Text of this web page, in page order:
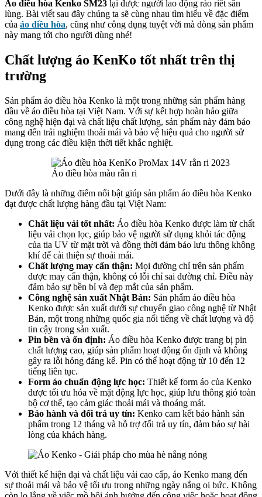
Áo điều hòa Kenko SM23 lại được người lao động ráo riết săn
lùng. Bài viết sau đây chúng ta sẽ cùng nhau tìm hiểu về đặc điểm
của áo điều hòa, cũng như công dụng tuyệt vời mà dòng sản phẩm
này mang tới cho người dùng nhé!
Chất lượng áo KenKo tốt nhất trên thị
trường
Sản phẩm áo điều hòa Kenko là một trong những sản phẩm hàng
đầu về áo điều hòa tại Việt Nam. Với sự kết hợp hoàn hảo giữa
công nghệ hiện đại và chất liệu chất lượng, sản phẩm này đảm bảo
mang đến trải nghiệm thoải mái và bảo vệ hiệu quả cho người sử
dụng trong các điều kiện thời tiết khắc nghiệt.
Áo điều hòa màu rằn ri
Dưới đây là những điểm nổi bật giúp sản phẩm áo điều hòa Kenko
đạt được chất lượng hàng đầu tại Việt Nam:
Chất liệu vải tốt nhất: Áo điều hòa Kenko được làm từ chất
liệu vải chọn lọc, giúp bảo vệ người sử dụng khỏi tác động
của tia UV từ mặt trời và đồng thời đảm bảo lưu thông không
khí để cải thiện sự thoải mái.
Chất lượng may cẩn thận: Mọi đường chỉ trên sản phẩm
được may cẩn thận, không có lỗi chỉ sai đường chỉ. Điều này
đảm bảo sự bền bỉ và đẹp mắt của sản phẩm.
Công nghệ sản xuất Nhật Bản: Sản phẩm áo điều hòa
Kenko được sản xuất dưới sự chuyển giao công nghệ từ Nhật
Bản, một trong những quốc gia nổi tiếng về chất lượng và độ
tin cậy trong sản xuất.
Pin bền và ổn định: Áo điều hòa Kenko được trang bị pin
chất lượng cao, giúp sản phẩm hoạt động ổn định và không
gây ra lỗi hỏng đáng kể. Pin có thể hoạt động từ 10 đến 12
tiếng liên tục.
Form áo chuẩn động lực học: Thiết kế form áo của Kenko
được tối ưu hóa về mặt động lực học, giúp lưu thông gió toàn
bộ cơ thể, tạo cảm giác thoải mái và thoáng mát.
Bảo hành và đổi trả uy tín: Kenko cam kết bảo hành sản
phẩm trong 12 tháng và hỗ trợ đổi trả uy tín, đảm bảo sự hài
lòng của khách hàng.
Với thiết kế hiện đại và chất liệu vải cao cấp, áo Kenko mang đến
sự thoải mái và bảo vệ tối ưu trong những ngày nắng oi bức. Không